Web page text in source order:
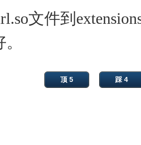
文件到
顶 5 踩 4